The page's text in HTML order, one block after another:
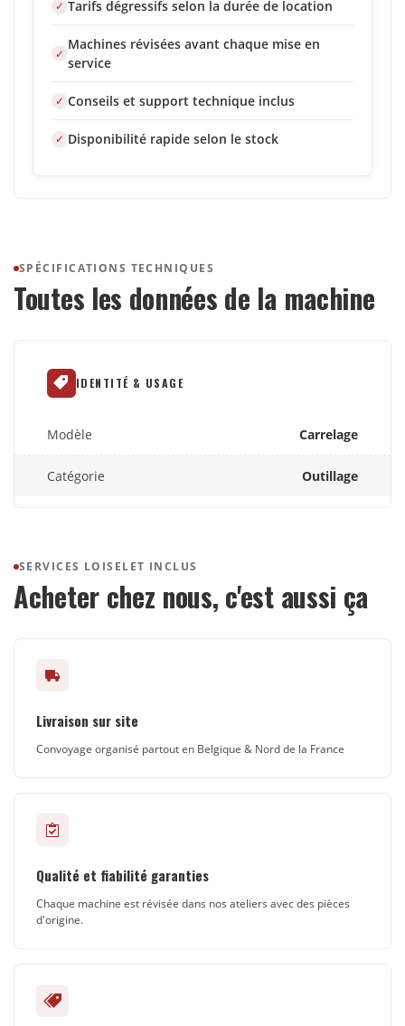
Tarifs dégressifs selon la durée de location
Machines révisées avant chaque mise en
service
Conseils et support technique inclus
Disponibilité rapide selon le stock
SPÉCIFICATIONS TECHNIQUES
Toutes les données de la machine
IDENTITÉ & USAGE
Modèle Carrelage
Catégorie Outillage
SERVICES LOISELET INCLUS
Acheter chez nous, c'est aussi ça
Livraison sur site
Convoyage organisé partout en Belgique & Nord de la France
Qualité et fiabilité garanties
Chaque machine est révisée dans nos ateliers avec des pièces
d'origine.